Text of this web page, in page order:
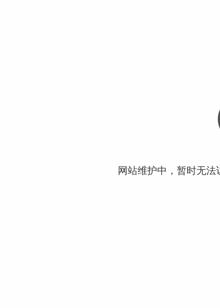
网站维护中，暂时无